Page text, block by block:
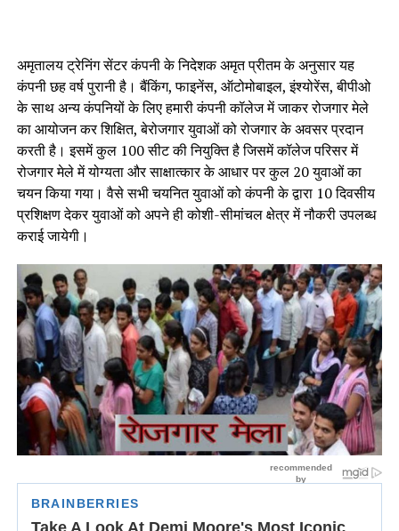
अमृतालय ट्रेनिंग सेंटर कंपनी के निदेशक अमृत प्रीतम के अनुसार यह
कंपनी छह वर्ष पुरानी है। बैंकिंग, फाइनेंस, ऑटोमोबाइल, इंश्योरेंस, बीपीओ
के साथ अन्य कंपनियों के लिए हमारी कंपनी कॉलेज में जाकर रोजगार मेले
का आयोजन कर शिक्षित, बेरोजगार युवाओं को रोजगार के अवसर प्रदान
करती है। इसमें कुल 100 सीट की नियुक्ति है जिसमें कॉलेज परिसर में
रोजगार मेले में योग्यता और साक्षात्कार के आधार पर कुल 20 युवाओं का
चयन किया गया। वैसे सभी चयनित युवाओं को कंपनी के द्वारा 10 दिवसीय
प्रशिक्षण देकर युवाओं को अपने ही कोशी-सीमांचल क्षेत्र में नौकरी उपलब्ध
कराई जायेगी।